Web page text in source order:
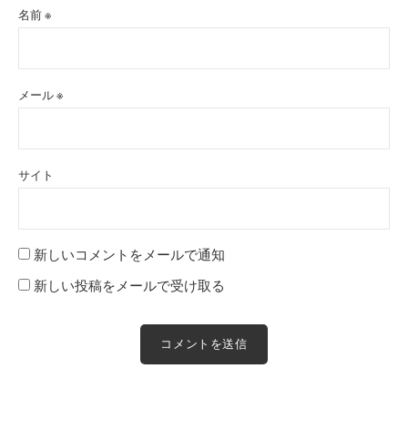
名前※
メール※
サイト
新しいコメントをメールで通知
新しい投稿をメールで受け取る